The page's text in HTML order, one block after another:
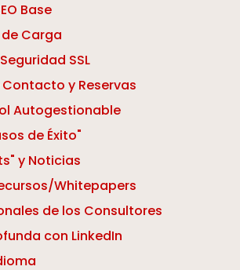
Base
Carga
SSL
y Reservas
Autogestionable
de Éxito"
y Noticias
Whitepapers
de los Consultores
con LinkedIn